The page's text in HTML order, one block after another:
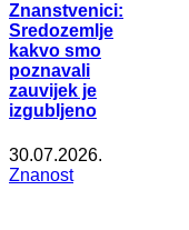
Znanstvenici:
Sredozemlje
kakvo smo
poznavali
zauvijek je
izgubljeno
30.07.2026.
Znanost